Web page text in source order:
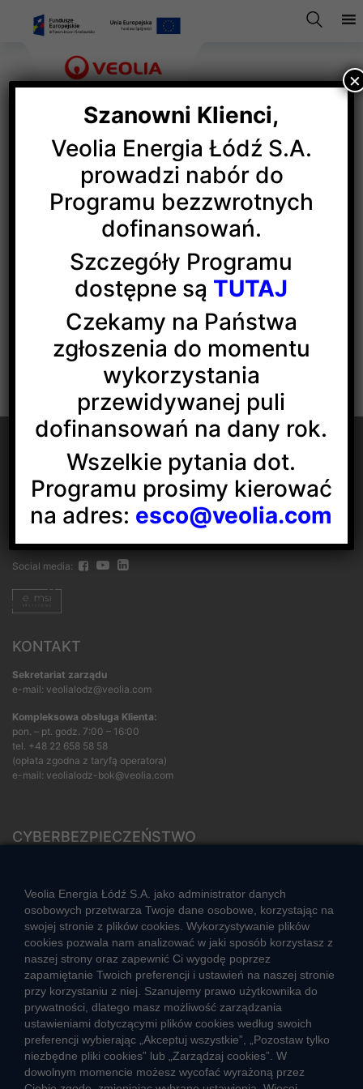
Bajki dla małych pacjentów
Bajka o Czerwonym Kapturku, który przekazuje
najmłodszym wiedzę o cieple systemowym,
zrównoważonym rozwoju i ekologii, trafiła do rąk
małych pacjentów.
(więcej…)
Veolia Energia Łódź S.A.
ul. J.Andrzejewskiej 5
Social media:
KONTAKT
Sekretariat zarządu
e-mail: veolialodz@veolia.com
Kompleksowa obsługa Klienta:
pon. – pt. godz. 7:00 – 16:00
tel. +48 22 658 58 58
(opłata zgodna z taryfą operatora)
e-mail: veolialodz-bok@veolia.com
CYBERBEZPIECZEŃSTWO
CIEPŁO SYSTEMOWE
Zalety ciepła systemowego
Ciepło przez cały rok
Usługi okołociepłownicze
Informacje ciepła systemowego
Szanowni Klienci,
Veolia Energia Łódź S.A.
prowadzi nabór do
Programu bezzwrotnych
dofinansowań.
Szczegóły Programu
dostępne są TUTAJ
Czekamy na Państwa
zgłoszenia do momentu
wykorzystania
przewidywanej puli
dofinansowań na dany rok.
Wszelkie pytania dot.
Programu prosimy kierować
na adres: esco@veolia.com
×
Veolia Energia Łódź S.A. jako administrator danych
osobowych przetwarza Twoje dane osobowe, korzystając na
swojej stronie z plików cookies. Wykorzystywanie plików
cookies pozwala nam analizować w jaki sposób korzystasz z
naszej strony oraz zapewnić Ci wygodę poprzez
zapamiętanie Twoich preferencji i ustawień na naszej stronie
przy korzystaniu z niej. Szanujemy prawo użytkownika do
prywatności, dlatego masz możliwość zarządzania
ustawieniami dotyczącymi plików cookies według swoich
preferencji wybierając „Akceptuj wszystkie”, „Pozostaw tylko
niezbędne pliki cookies” lub „Zarządzaj cookies”. W
dowolnym momencie możesz wycofać wyrażoną przez